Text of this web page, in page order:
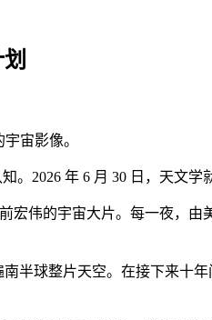
宙影像。
2026 年 6 月 30 日，天文学
伟的宇宙大片。每一夜，
球整片天空。在接下来十年